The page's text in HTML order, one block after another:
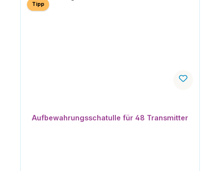
Tipp
Aufbewahrungsschatulle für 48 Transmitter